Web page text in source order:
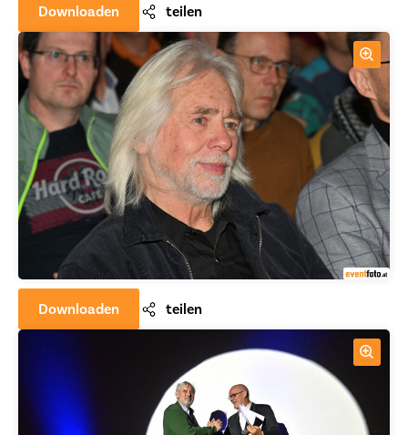
Downloaden teilen
Downloaden teilen